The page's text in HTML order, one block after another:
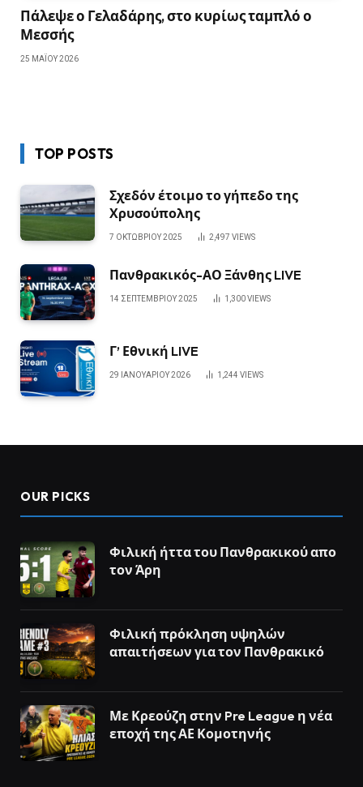
Πάλεψε ο Γελαδάρης, στο κυρίως ταμπλό ο
Μεσσής
25 ΜΑΪ́ΟΥ 2026
TOP POSTS
Σχεδόν έτοιμο το γήπεδο της
Χρυσούπολης
7 ΟΚΤΩΒΡΊΟΥ 2025 2,497 VIEWS
Πανθρακικός-ΑΟ Ξάνθης LIVE
14 ΣΕΠΤΕΜΒΡΊΟΥ 2025 1,300VIEWS
Γ’ Εθνική LIVE
29 ΙΑΝΟΥΑΡΊΟΥ 2026 1,244 VIEWS
OUR PICKS
Φιλική ήττα του Πανθρακικού απο
τον Άρη
Φιλική πρόκληση υψηλών
απαιτήσεων για τον Πανθρακικό
Με Κρεούζη στην Pre League η νέα
εποχή της ΑΕ Κομοτηνής